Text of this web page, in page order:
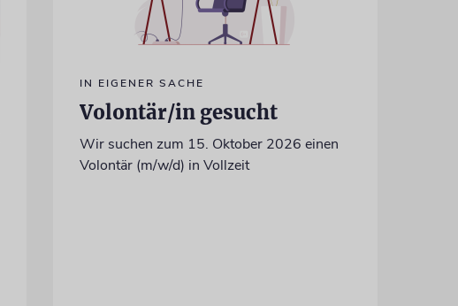
IN EIGENER SACHE
Volontär/in gesucht
Wir suchen zum 15. Oktober 2026 einen
Volontär (m/w/d) in Vollzeit